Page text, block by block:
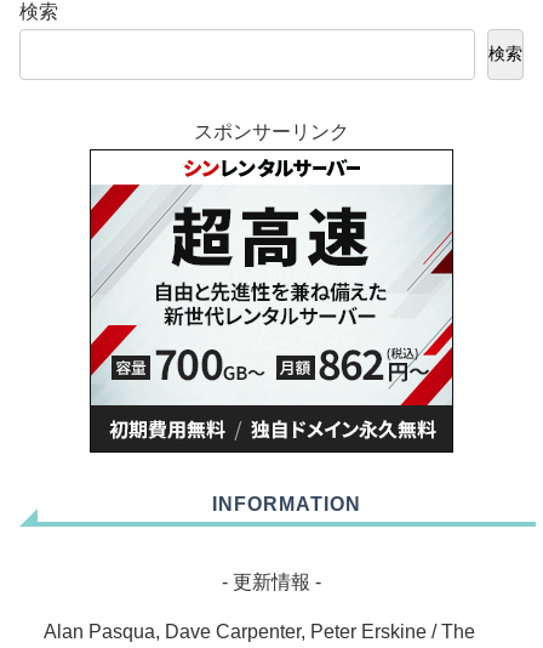
検索
検索
スポンサーリンク
INFORMATION
- 更新情報 -
Alan Pasqua, Dave Carpenter, Peter Erskine / The